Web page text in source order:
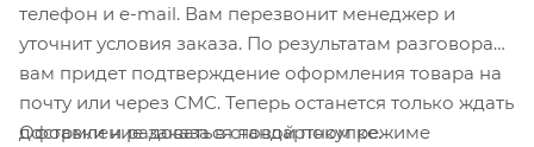
телефон и e-mail. Вам перезвонит менеджер и
уточнит условия заказа. По результатам разговора
вам придет подтверждение оформления товара на
почту или через СМС. Теперь останется только ждать
доставки и радоваться новой покупке.
Оформление заказа в стандартном режиме